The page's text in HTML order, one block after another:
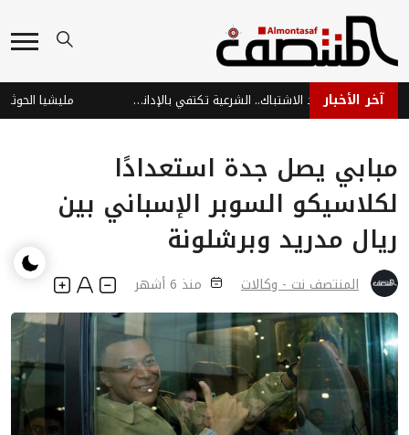
آخر الأخبار طالبوها بكسر قواعد الاشتباك.. الشرعية تكتفي بالإدانة.. والحوثي يصعّد على مأرب مليشيا
مبابي يصل جدة استعدادًا
لكلاسيكو السوبر الإسباني بين
ريال مدريد وبرشلونة
المنتصف نت - وكالات منذ 6 أشهر